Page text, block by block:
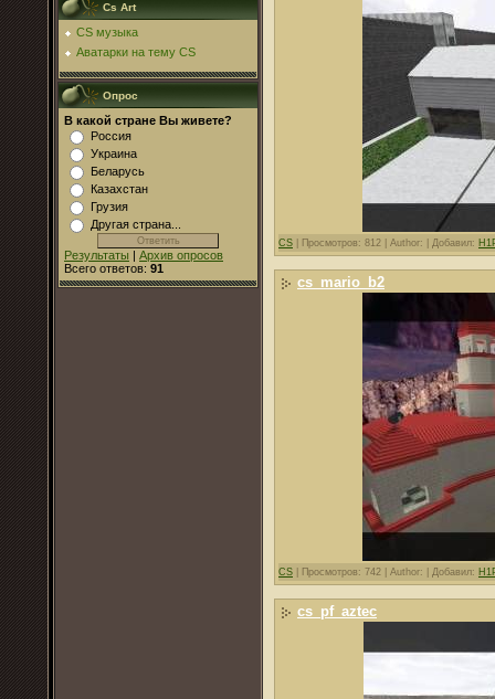
Cs Art
CS музыка
Аватарки на тему CS
Опрос
В какой стране Вы живете?
Россия
Украина
Беларусь
Казахстан
Грузия
Другая страна...
Результаты | Архив опросов
Всего ответов: 91
CS Просмотров: 812 | Author: | Добавил:
cs_mario_b2
CS Просмотров: 742 | Author: | Добавил:
cs_pf_aztec